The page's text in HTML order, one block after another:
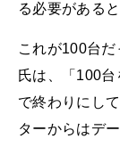
る必要がある
これが100台
氏は、「100
で終わりにし
ターからはデ